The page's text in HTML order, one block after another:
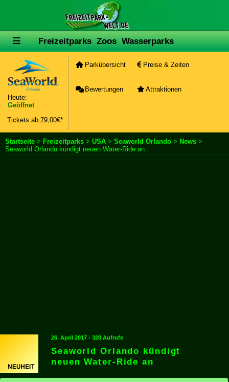
Freizeitparks Zoos Wasserparks
Heute:
Geöffnet
Tickets ab 79,00€*
Parkübersicht Preise & Zeiten
Bewertungen Attraktionen
Startseite > Freizeitparks > USA > Seaworld Orlando > News >
Seaworld Orlando kündigt neuen Water-Ride an
26. April 2017 - 328 Aufrufe
Seaworld Orlando kündigt
neuen Water-Ride an